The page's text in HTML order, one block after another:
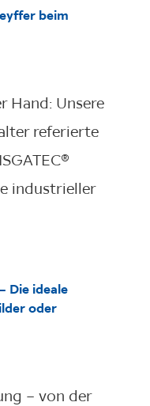
beim
Hand: Unsere
referierte
industrieller
Die ideale
oder
– von der